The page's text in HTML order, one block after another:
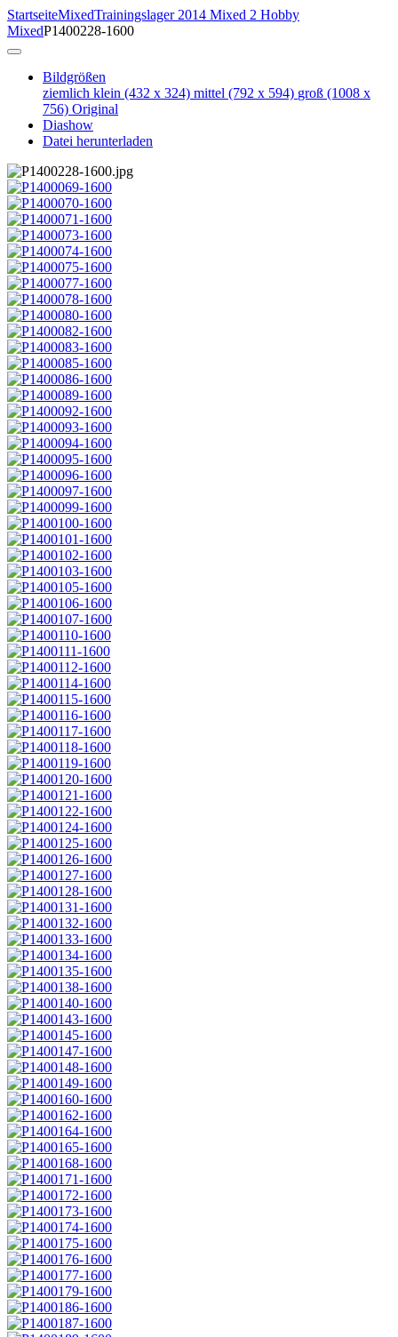
StartseiteMixedTrainingslager 2014 Mixed 2 Hobby
MixedP1400228-1600
Bildgrößen
ziemlich klein (432 x 324) mittel (792 x 594) groß (1008 x
756) Original
Diashow
Datei herunterladen